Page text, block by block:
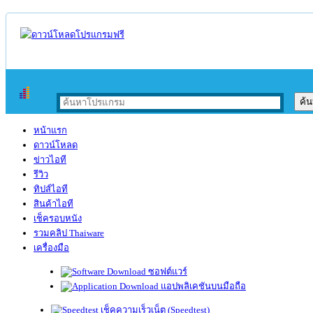
หน้าแรก
ดาวน์โหลด
ข่าวไอที
รีวิว
ทิปส์ไอที
สินค้าไอที
เช็ครอบหนัง
รวมคลิป Thaiware
เครื่องมือ
ซอฟต์แวร์
แอปพลิเคชันบนมือถือ
เช็คความเร็วเน็ต (Speedtest)